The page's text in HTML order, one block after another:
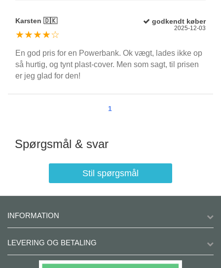
Karsten 🇩🇰 godkendt køber
★★★★☆
2025-12-03
En god pris for en Powerbank. Ok vægt, lades ikke op
så hurtig, og tynt plast-cover. Men som sagt, til prisen
er jeg glad for den!
1
Spørgsmål & svar
Stil spørgsmål
INFORMATION
LEVERING OG BETALING